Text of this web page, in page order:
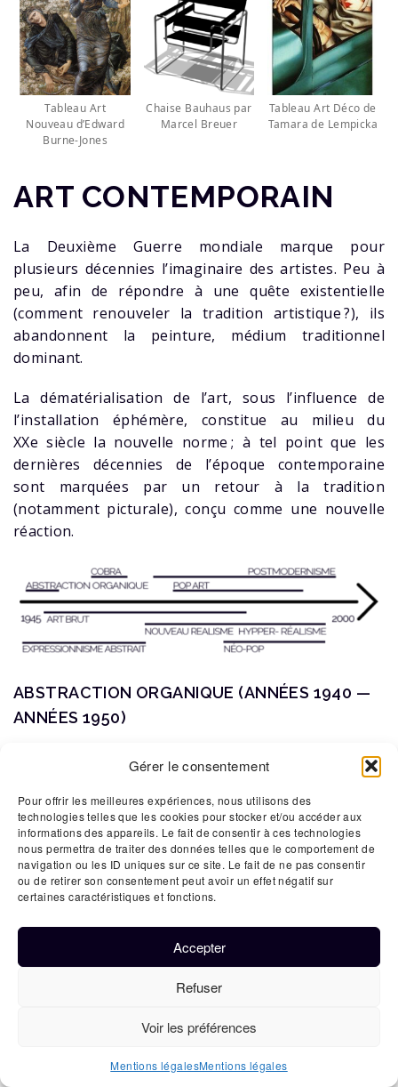
Gérer le consentement
Pour offrir les meilleures expériences, nous utilisons des
technologies telles que les cookies pour stocker et/ou accéder aux
informations des appareils. Le fait de consentir à ces technologies
nous permettra de traiter des données telles que le comportement de
navigation ou les ID uniques sur ce site. Le fait de ne pas consentir
ou de retirer son consentement peut avoir un effet négatif sur
certaines caractéristiques et fonctions.
Accepter
Refuser
Voir les préférences
Mentions légalesMentions légales
Tableau Art
Nouveau d’Edward
Burne-Jones
Chaise Bauhaus par
Marcel Breuer
Tableau Art Déco de
Tamara de Lempicka
ART CONTEMPORAIN
La Deuxième Guerre mondiale marque pour
plusieurs décennies l’imaginaire des artistes. Peu à
peu, afin de répondre à une quête existentielle
(comment renouveler la tradition artistique ?), ils
abandonnent la peinture, médium traditionnel
dominant.
La dématérialisation de l’art, sous l’influence de
l’installation éphémère, constitue au milieu du
XXe siècle la nouvelle norme ; à tel point que les
dernières décennies de l’époque contemporaine
sont marquées par un retour à la tradition
(notamment picturale), conçu comme une nouvelle
réaction.
ABSTRACTION ORGANIQUE (ANNÉES 1940 —
ANNÉES 1950)
L’artiste choisit des formes arrondies et abstraites
influence ainsi les designers américains et
scandinaves.
ART BRUT (1945)
une école. L’Art Brut, en tant qu’art populaire et
autodidacte définit des œuvres produites hors du
EXPRESSIONNISME ABSTRAIT (1945-1950)
Les artistes américains de l’expressionnisme